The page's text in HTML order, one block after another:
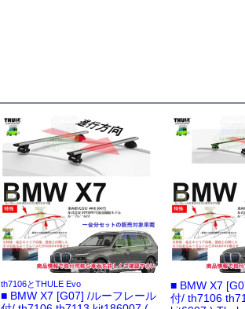
th7106とTHULE Evo
■ BMW X7 [G07] /ルーフレール
■ BMW X7
付/ th7106